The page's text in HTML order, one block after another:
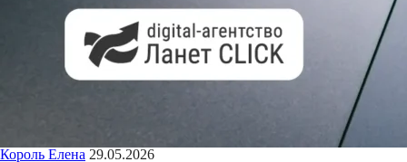
Король Елена 29.05.2026